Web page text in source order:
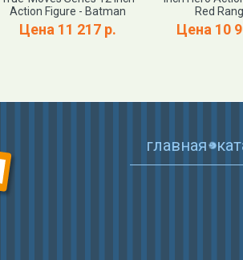
Action Figure - Batman
Цена 11 217 р.
Red
Цена 10
главная